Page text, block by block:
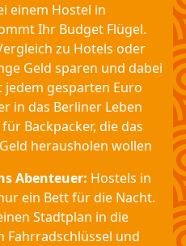
einem Hostel in
Ihr Budget Flügel.
zu Hotels oder
Geld sparen und dabei
gesparten Euro
in das Berliner Leben
Backpacker, die das
herausholen wollen
Abenteuer: Hostels in
ein Bett für die Nacht.
Stadtplan in die
Fahrradschlüssel und